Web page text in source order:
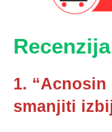
1.
smanjiti